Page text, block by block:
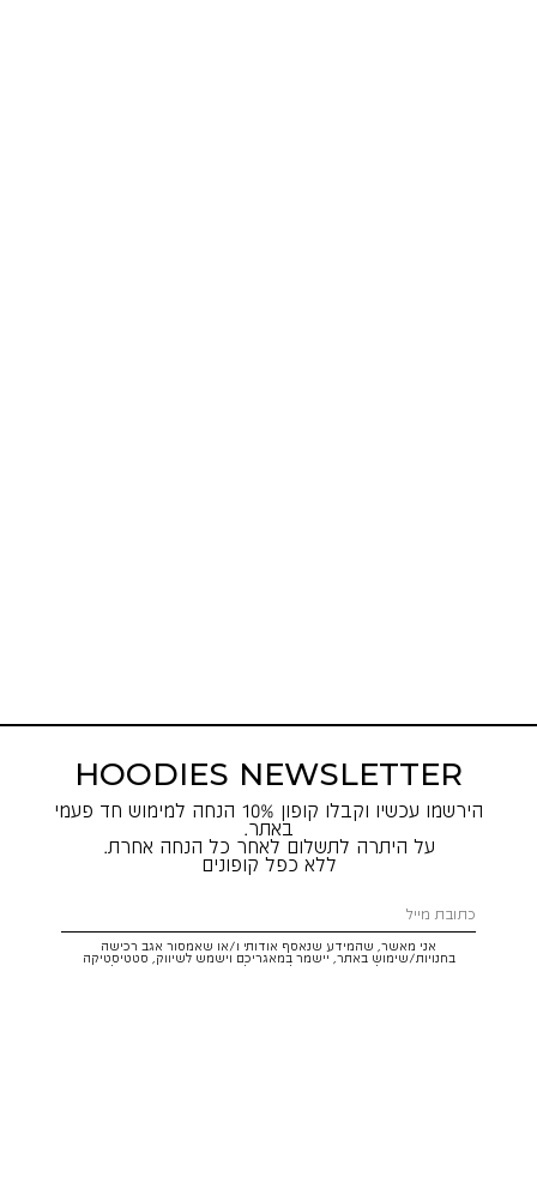
HOODIES NEWSLETTER
הירשמו עכשיו וקבלו קופון 10% הנחה למימוש חד פעמי
באתר.
על היתרה לתשלום לאחר כל הנחה אחרת.
ללא כפל קופונים
אני מאשר, שהמידע שנאסף אודותי ו/או שאמסור אגב רכישה
בחנויות/שימוש באתר, יישמר במאגריכם וישמש לשיווק, סטטיסטיקה
והתאמת הטבות לצרכיי, בהתאם
לתקנון ולמדיניות הפרטיות
. ידוע לי שזכותי